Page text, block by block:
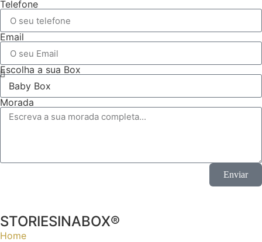
Telefone
Email
Escolha a sua Box
Morada
Enviar
STORIESINABOX®
Home